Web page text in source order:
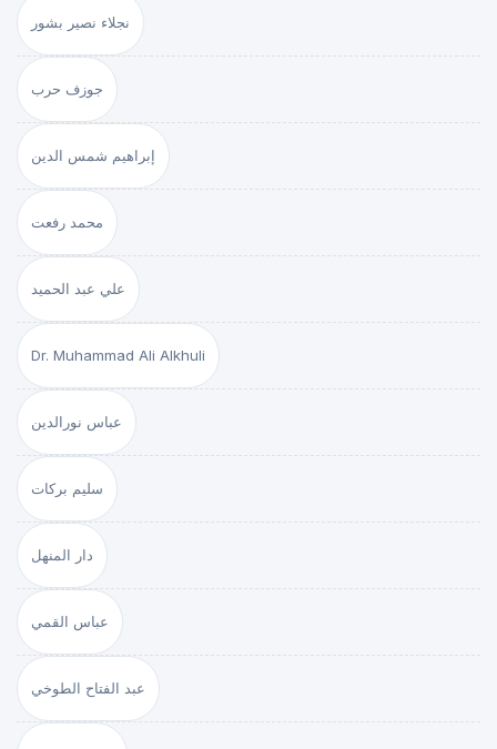
نجلاء نصير بشور
جوزف حرب
إبراهيم شمس الدين
محمد رفعت
علي عبد الحميد
Dr. Muhammad Ali Alkhuli
عباس نورالدين
سليم بركات
دار المنهل
عباس القمي
عبد الفتاح الطوخي